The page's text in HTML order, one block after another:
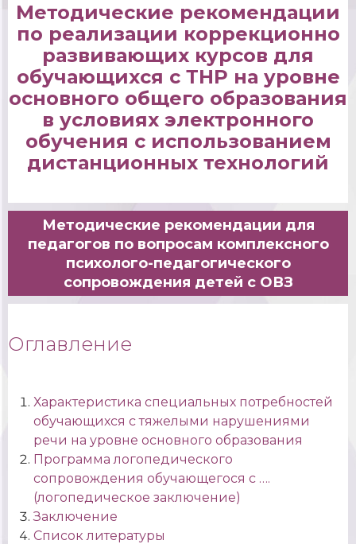
Методические рекомендации
по реализации коррекционно
развивающих курсов для
обучающихся с ТНР на уровне
основного общего образования
в условиях электронного
обучения с использованием
дистанционных технологий
Методические рекомендации для
педагогов по вопросам комплексного
психолого-педагогического
сопровождения детей с ОВЗ
Оглавление
Характеристика специальных потребностей
обучающихся с тяжелыми нарушениями
речи на уровне основного образования
Программа логопедического
сопровождения обучающегося с ….
(логопедическое заключение)
Заключение
Список литературы